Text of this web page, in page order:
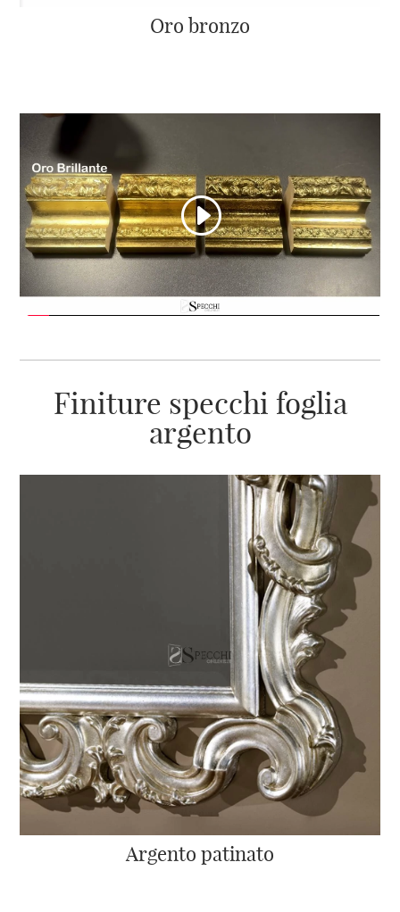
Oro bronzo
Finiture specchi foglia
argento
Argento patinato